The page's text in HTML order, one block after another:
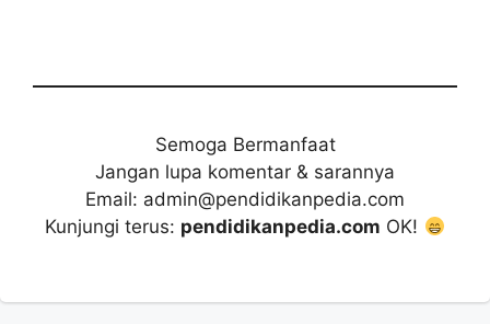
Semoga Bermanfaat
Jangan lupa komentar & sarannya
Email: admin@pendidikanpedia.com
Kunjungi terus: pendidikanpedia.com OK!